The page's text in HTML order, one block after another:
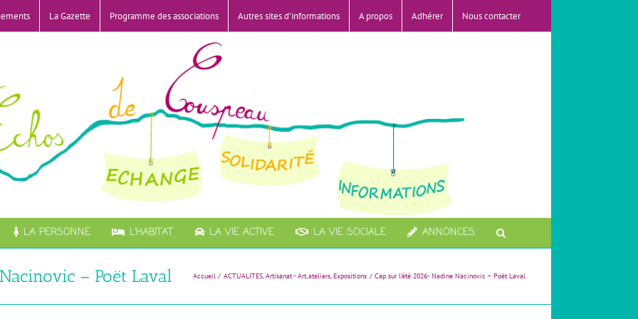
La Gazette Programme des associations Autres sites d’informations A propos Adhérer Nous contacter
LA PERSONNE L’HABITAT LA VIE ACTIVE LA VIE SOCIALE ANNONCES
– Poët Laval Accueil ACTUALITES Artisanat - Art ateliers Expositions Cap sur l’été 2026- Nadine Nacinovic – Poët Laval